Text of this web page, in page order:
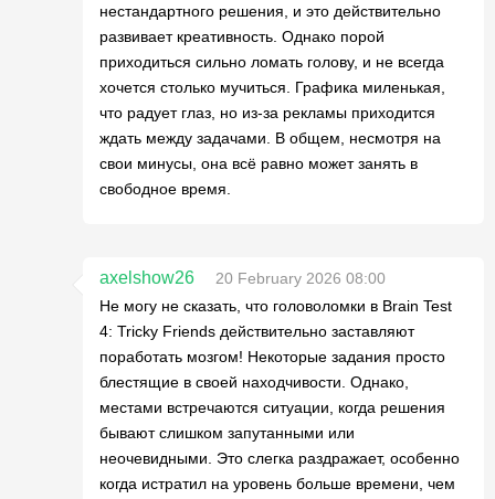
нестандартного решения, и это действительно
развивает креативность. Однако порой
приходиться сильно ломать голову, и не всегда
хочется столько мучиться. Графика миленькая,
что радует глаз, но из-за рекламы приходится
ждать между задачами. В общем, несмотря на
свои минусы, она всё равно может занять в
свободное время.
axelshow26
20 February 2026 08:00
Не могу не сказать, что головоломки в Brain Test
4: Tricky Friends действительно заставляют
поработать мозгом! Некоторые задания просто
блестящие в своей находчивости. Однако,
местами встречаются ситуации, когда решения
бывают слишком запутанными или
неочевидными. Это слегка раздражает, особенно
когда истратил на уровень больше времени, чем